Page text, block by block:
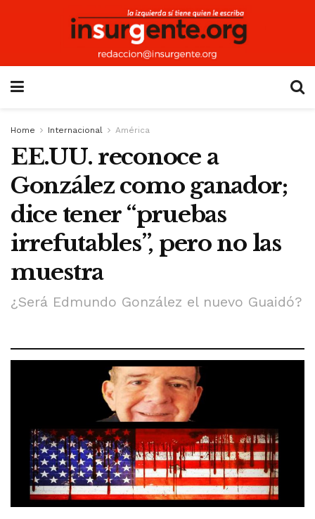
Home Internacional América
EE.UU. reconoce a
González como ganador;
dice tener “pruebas
irrefutables”, pero no las
muestra
¿Será Edmundo González el nuevo Guaidó?